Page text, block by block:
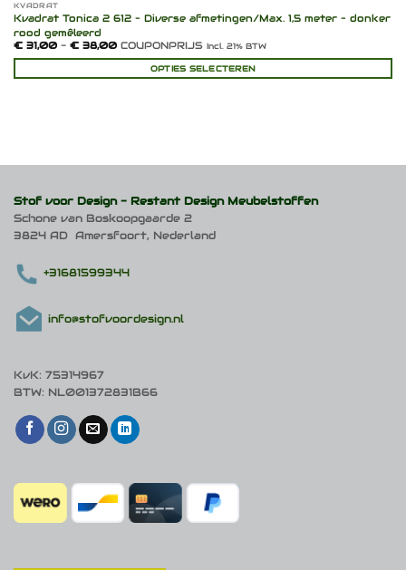
KVADRAT
Kvadrat Tonica 2 612 – Diverse afmetingen/Max. 1,5 meter – donker
rood gemêleerd
€31,00 - €38,00Prijsklasse:
tot
€ 38,00
COUPONPRIJS Incl. 21% BTW
OPTIES SELECTEREN
Deze
gekozen
worden
op
productpagina
Stof voor Design - Restant Design Meubelstoffen
Schone van Boskoopgaarde 2
3824 AD Amersfoort, Nederland
+31681599344
info@stofvoordesign.nl
KvK: 75314967
BTW: NL001372831B66